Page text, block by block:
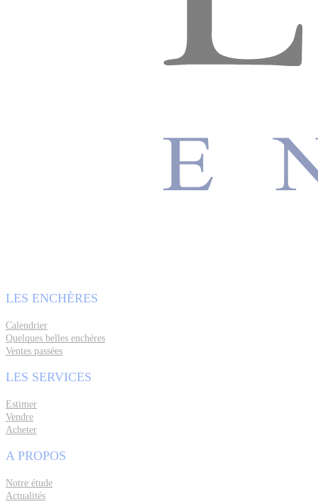
LES ENCHÈRES
Calendrier
Quelques belles enchères
Ventes passées
LES SERVICES
Estimer
Vendre
Acheter
A PROPOS
Notre étude
Actualités